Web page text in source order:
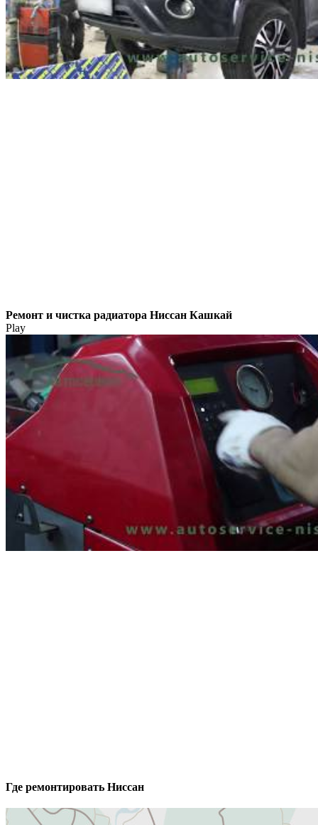
Ремонт и чистка радиатора Ниссан Кашкай
Play
Где ремонтировать Ниссан